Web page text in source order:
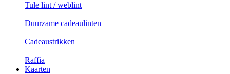
Tule lint / weblint
Duurzame cadeaulinten
Cadeaustrikken
Raffia
Kaarten